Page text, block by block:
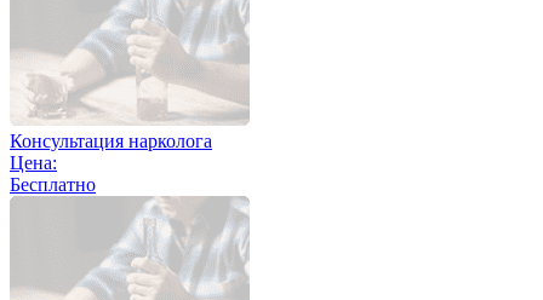
Консультация нарколога
Цена:
Бесплатно